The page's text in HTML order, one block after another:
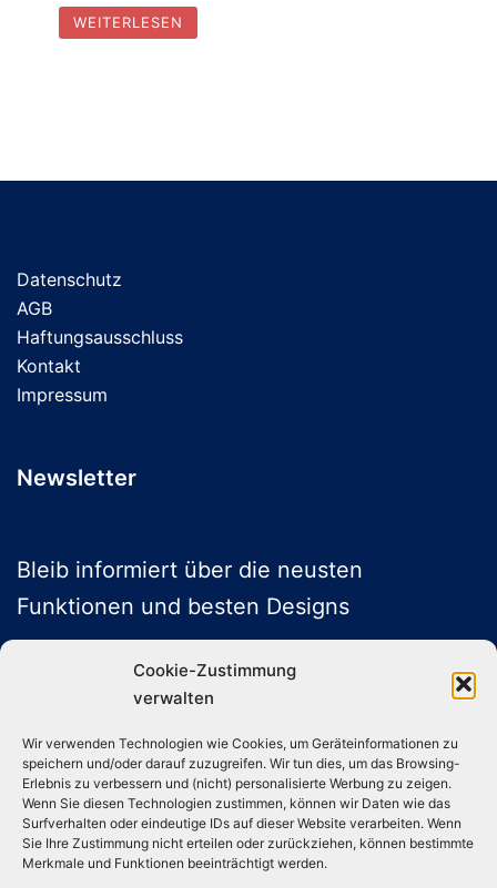
Cookie-Zustimmung
verwalten
Wir verwenden Technologien wie Cookies, um Geräteinformationen zu
speichern und/oder darauf zuzugreifen. Wir tun dies, um das Browsing-
Erlebnis zu verbessern und (nicht) personalisierte Werbung zu zeigen.
Wenn Sie diesen Technologien zustimmen, können wir Daten wie das
Surfverhalten oder eindeutige IDs auf dieser Website verarbeiten. Wenn
Sie Ihre Zustimmung nicht erteilen oder zurückziehen, können bestimmte
Merkmale und Funktionen beeinträchtigt werden.
WEITERLESEN
Datenschutz
AGB
Haftungsausschluss
Kontakt
Impressum
Newsletter
Bleib informiert über die neusten
Funktionen und besten Designs
ABONNIEREN
Folge uns auf Social Media